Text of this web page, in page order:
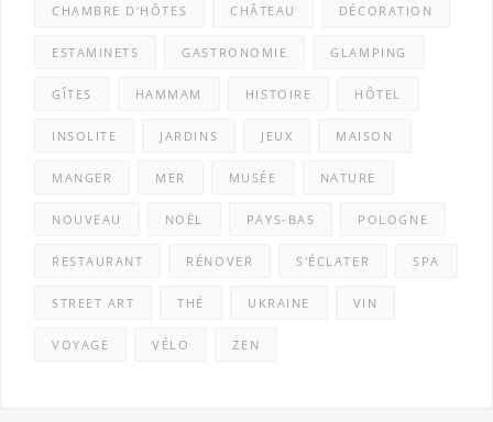
CHAMBRE D'HÔTES CHÂTEAU DÉCORATION
ESTAMINETS GASTRONOMIE GLAMPING
GÎTES HAMMAM HISTOIRE HÔTEL
INSOLITE JARDINS JEUX MAISON
MANGER MER MUSÉE NATURE
NOUVEAU NOËL PAYS-BAS POLOGNE
RESTAURANT RÉNOVER S'ÉCLATER SPA
STREET ART THÉ UKRAINE VIN
VOYAGE VÉLO ZEN